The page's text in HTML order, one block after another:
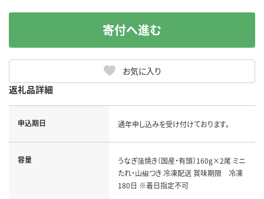
お気に入り
寄付へ進む
返礼品詳細
申込期日 通年申し込みを受け付けております。
容量
うなぎ蒲焼き（国産・有頭）160g×2尾 ミニ
たれ・山椒つき 冷凍配送 賞味期限 冷凍
180日 ※着日指定不可